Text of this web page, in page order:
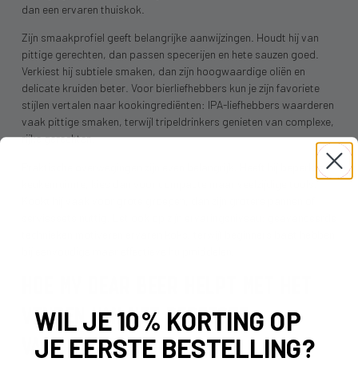
dan een ervaren thuiskok.
Zijn smaakprofiel geeft belangrijke aanwijzingen. Houdt hij van
pittige gerechten, dan passen specerijen en hete sauzen goed.
Verkiest hij subtiele smaken, dan zijn hoogwaardige oliën en
delicate kruiden beter. Voor bierliefhebbers kun je zijn favoriete
stijlen vertalen naar kookingrediënten: IPA-liefhebbers waarderen
vaak pittige smaken, terwijl tripeldrinkers genieten van complexe,
rijke gerechten.
Praktische overwegingen zijn even belangrijk. Heeft hij beperkte
keukenruimte, kies dan voor compacte maar veelzijdige tools.
VINDEN VAN HET PERFECTE
VADERDAGCADEAU
WIL JE 10% KORTING OP
JE EERSTE BESTELLING?